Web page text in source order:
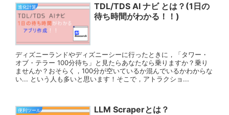
進化計算
TDL/TDS AI ナビ とは？(1日の
待ち時間がわかる！！)
ディズニーランドやディズニーシーに行ったときに，「タワー・
オブ・テラー 100分待ち」と見たらあなたなら乗りますか？乗り
ませんか？おそらく，100分が空いているか混んでいるかわからな
い... という人も多いと思います！そこで，アトラクショ...
便利ツール LLM Scraperとは？